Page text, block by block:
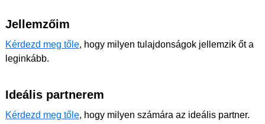
Jellemzőim
Kérdezd meg tőle, hogy milyen tulajdonságok jellemzik őt a
leginkább.
Ideális partnerem
Kérdezd meg tőle, hogy milyen számára az ideális partner.